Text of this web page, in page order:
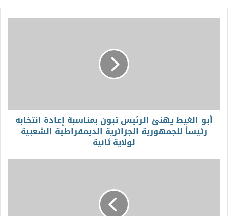
أبو الغيط يهنئ الرئيس تبون بمناسبة إعادة انتخابه
رئيساً للجمهورية الجزائرية الديمقراطية الشعبية
لولاية ثانية